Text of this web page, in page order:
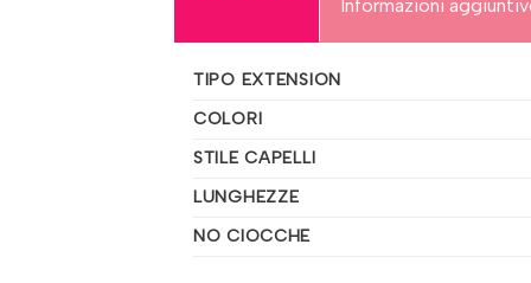
Informazioni
TIPO EXTENSION
COLORI
STILE CAPELLI
LUNGHEZZE
NO CIOCCHE